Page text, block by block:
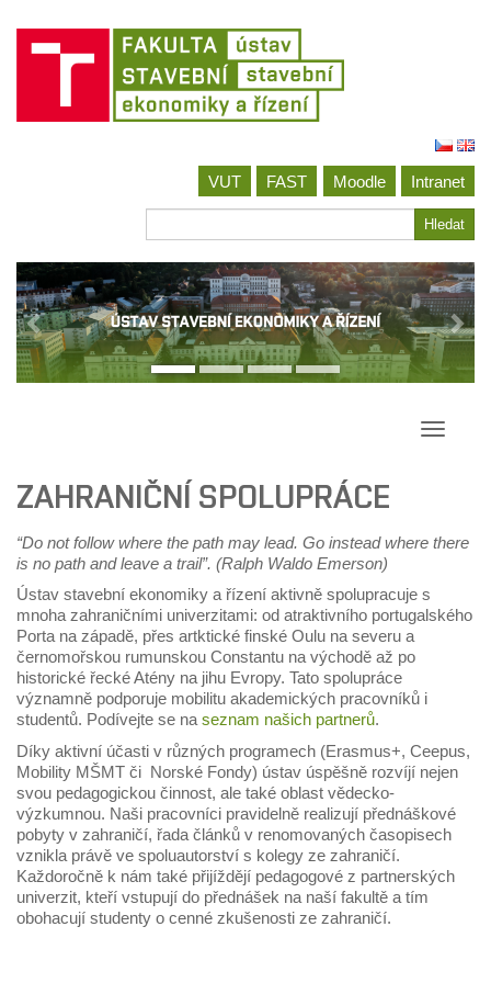
VUT FAST Moodle
Intranet
Hledat
ZAHRANIČNÍ SPOLUPRÁCE
“Do not follow where the path may lead. Go instead where there
is no path and leave a trail”. (Ralph Waldo Emerson)
Ústav stavební ekonomiky a řízení aktivně spolupracuje s
mnoha zahraničními univerzitami: od atraktivního portugalského
Porta na západě, přes artktické finské Oulu na severu a
černomořskou rumunskou Constantu na východě až po
historické řecké Atény na jihu Evropy. Tato spolupráce
významně podporuje mobilitu akademických pracovníků i
studentů. Podívejte se naseznam našich partnerů.
Díky aktivní účasti v různých programech (Erasmus+, Ceepus,
Mobility MŠMT či Norské Fondy) ústav úspěšně rozvíjí nejen
svou pedagogickou činnost, ale také oblast vědecko-
výzkumnou. Naši pracovníci pravidelně realizují přednáškové
pobyty v zahraničí, řada článků v renomovaných časopisech
vznikla právě ve spoluautorství s kolegy ze zahraničí.
Každoročně k nám také přijíždějí pedagogové z partnerských
univerzit, kteří vstupují do přednášek na naší fakultě a tím
obohacují studenty o cenné zkušenosti ze zahraničí.